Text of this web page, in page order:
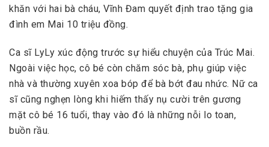
khăn với hai bà cháu, Vĩnh Đam quyết định trao tặng gia
đình em Mai 10 triệu đồng.
Ca sĩ LyLy xúc động trước sự hiểu chuyện của Trúc Mai.
Ngoài việc học, cô bé còn chăm sóc bà, phụ giúp việc
nhà và thường xuyên xoa bóp để bà bớt đau nhức. Nữ ca
sĩ cũng nghẹn lòng khi hiếm thấy nụ cười trên gương
mặt cô bé 16 tuổi, thay vào đó là những nỗi lo toan,
buồn rầu.